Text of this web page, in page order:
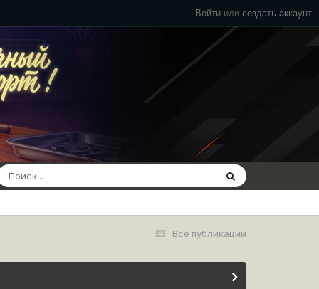
Войти или создать аккаунт
Все публикации